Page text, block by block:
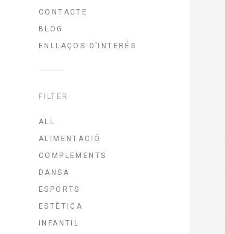
CONTACTE
BLOG
ENLLAÇOS D’INTERÉS
FILTER
ALL
ALIMENTACIÓ
COMPLEMENTS
DANSA
ESPORTS
ESTÈTICA
INFANTIL